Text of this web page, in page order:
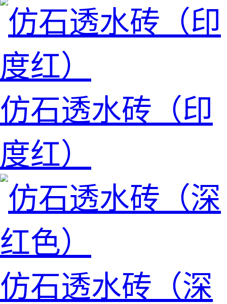
仿石透水砖（印
度红）
仿石透水砖（深